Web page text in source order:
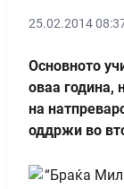
25.02.2014
Oсновното
оваа година,
на
оддржи во